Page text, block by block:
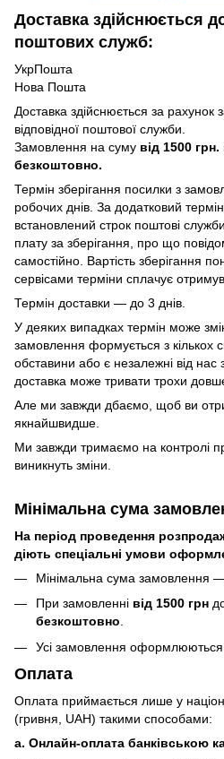
Доставка здійснюється
поштових служб:
УкрПошта
Нова Пошта
Доставка здійснюється за
відповідної поштової служби.
Замовлення на суму від 1500 грн.
безкоштовно.
Термін зберігання посилки з
робочих днів. За додатковий
встановлений строк поштові
плату за зберігання, про що
самостійно. Вартість зберігання
сервісами терміни сплачує
Термін доставки — до 3 днів.
У деяких випадках термін може
замовлення формується з кількох
обставини або є незалежні від нас
доставка може тривати трохи
Але ми завжди дбаємо, щоб ви
якнайшвидше.
Ми завжди тримаємо на контролі
виникнуть зміни.
Мінімальна сума
На період проведення
діють спеціальні умови
Мінімальна сума замовлення
При замовленні від 1500 грн
безкоштовно.
Усі замовлення оформлюються
Оплата
Оплата приймається лише у
(гривня, UAH) такими способами:
a. Онлайн-оплата банківською